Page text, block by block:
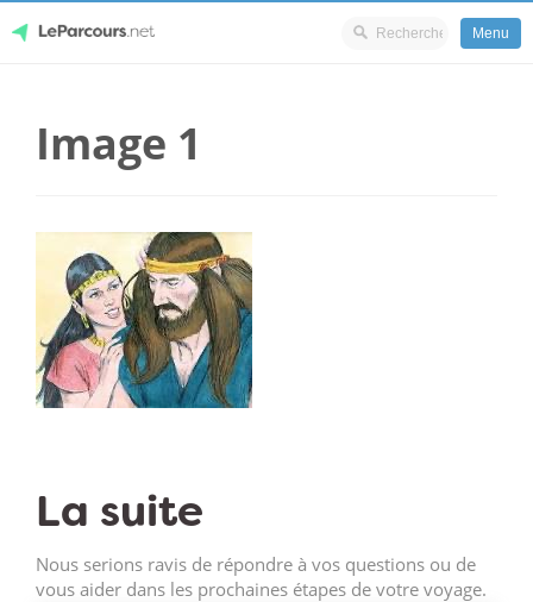
content
Menu
Image 1
La suite
Nous serions ravis de répondre à vos questions ou de
vous aider dans les prochaines étapes de votre voyage.